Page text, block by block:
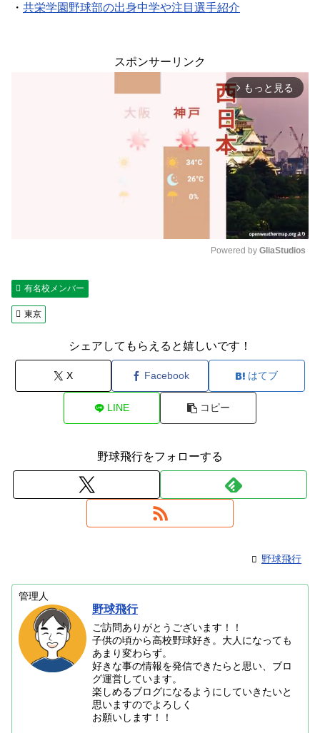
・ 共栄学園野球部の出身中学や注目選手紹介
スポンサーリンク
arrow_forward_ios もっと見る
Powered by GliaStudios
有名校メンバー
東京
シェアしてもらえると嬉しいです！
X Facebook はてブ
LINE コピー
野球飛行をフォローする
野球飛行
管理人
野球飛行
ご訪問ありがとうございます！！
子供の頃から高校野球好き。大人になっても
あまり変わらず。
好きな事の情報を発信できたらと思い、ブロ
グ運営しています。
楽しめるブログになるようにしていきたいと
思いますのでよろしく
お願いします！！